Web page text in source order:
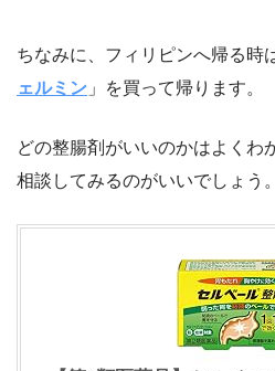
ちなみに、フィリピンへ帰る時
ェルミン 」を買って帰ります。
どの整腸剤がいいのかはよくわ
相談してみるのがいいでしょう。